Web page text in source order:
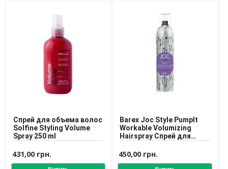
Туалетная вода для тела
Уход для ног
Уход для рук
Для бороды и усов
Наборы косметики для мужчин
Уход для тела
Уход за мужскими волосами
Бренды
Спрей для объема волос
Solfine Styling Volume
Spray 250 ml
431,00 грн.
Barex Joc Style Pumplt
Workable Volumizing
Hairspray Спрей для
волос
450,00 грн.